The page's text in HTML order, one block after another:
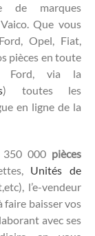
de marques
Que vous
Opel, Fiat,
pièces en toute
Ford, via la
) toutes les
en ligne de la
350 000 pièces
Unités de
l’e-vendeur
faire baisser vos
avec ses